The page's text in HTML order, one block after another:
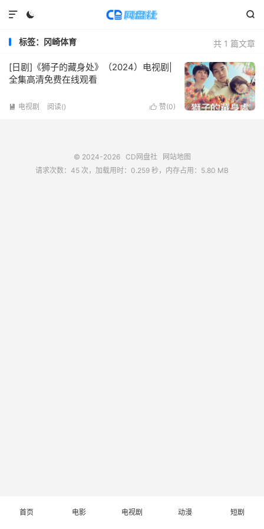
 

共 1 篇文章
标签：冈崎体育
[日剧]《狮子的藏身处》（2024）电视剧|
全集高清免费在线观看
 赞(0)
 电视剧 阅读()
© 2024-2026 CD网盘社
网站地图
请求次数：45 次，加载用时：0.259 秒，内存占用：5.80 MB
首页 电影 电视剧 动漫 短剧